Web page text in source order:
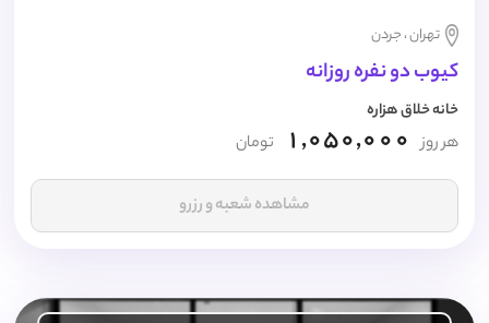
تهران ، جردن
کیوب دو نفره روزانه
خانه خلاق هزاره
هر روز 1,050,000 تومان
مشاهده شعبه و رزرو